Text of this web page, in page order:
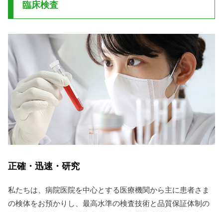
臨床検査
正確・迅速・研究
私たちは、病院医院を中心とする医療機関から主に患者さま
の検体をお預かりし、最高水準の検査技術と品質保証体制の